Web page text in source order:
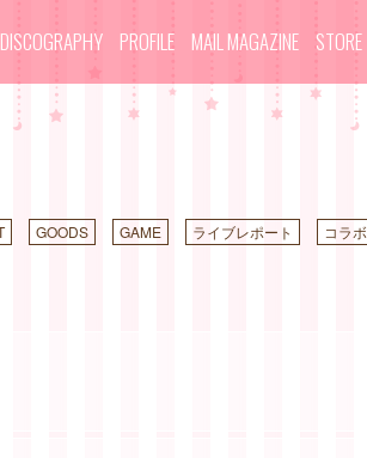
DISCOGRAPHY PROFILE MAIL MAGAZINE STORE
GOODS GAME ライブレポート コラボ